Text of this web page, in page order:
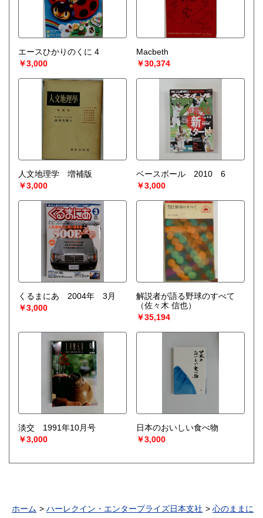
エースひかりのくに 4
￥3,000
Macbeth
￥30,374
人文地理学 増補版
￥3,000
ベースボール 2010 6
￥3,000
くるまにあ 2004年 3月
￥3,000
解説者が語る野球のすべて
（佐々木 信也）
￥35,194
淡交 1991年10月号
￥3,000
日本のおいしい食べ物
￥3,000
ホーム ハーレクイン・エンタープライズ日本支社 心のままに